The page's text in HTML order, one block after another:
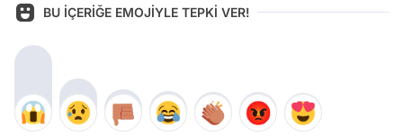
BU İÇERİĞE EMOJİYLE TEPKİ VER!